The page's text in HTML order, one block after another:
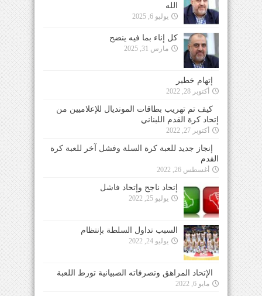
الله
يوليو 6, 2025
كل إناء بما فيه ينضح
مارس 31, 2025
إتهام خطير
أكتوبر 28, 2022
كيف تم تهريب بطاقات المونديال للإعلاميين من
إتحاد كرة القدم اللبناني
أكتوبر 27, 2022
إنجاز جديد للعبة كرة السلة وفشل آخر للعبة كرة
القدم
أغسطس 26, 2022
إتحاد ناجح وإتحاد فاشل
يوليو 25, 2022
السبب تداول السلطة بإنتظام
يوليو 24, 2022
الإتحاد المراهق وتصرفاته الصبيانية تورط اللعبة
مايو 6, 2022